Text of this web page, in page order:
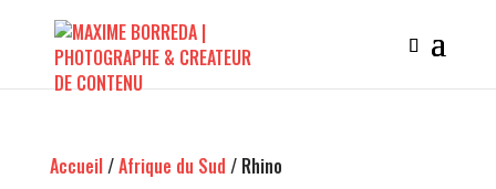
Accueil/Afrique du Sud / Rhino